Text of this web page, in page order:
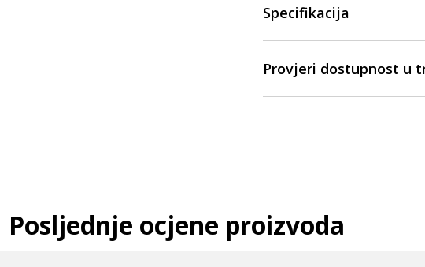
Specifikacija
Provjeri dostupnost u
Posljednje ocjene proizvoda